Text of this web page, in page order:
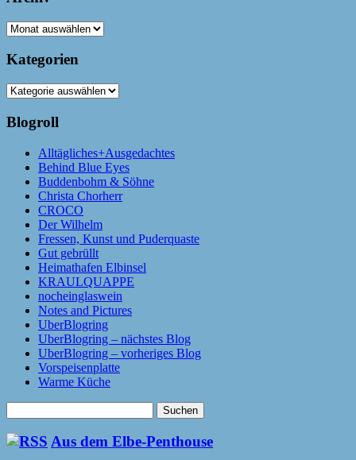
Archiv
Kategorien
Kategorien
Blogroll
Alltägliches+Ausgedachtes
Behind Blue Eyes
Buddenbohm & Söhne
Christa Chorherr
CROCO
Der Wilhelm
Fressen, Kunst und Puderquaste
Gut gebrüllt
Heimathafen Elbinsel
KRAULQUAPPE
nocheinglaswein
Notes and Pictures
UberBlogring
UberBlogring – nächstes Blog
UberBlogring – vorheriges Blog
Vorspeisenplatte
Warme Küche
nach:
Aus dem Elbe-Penthouse